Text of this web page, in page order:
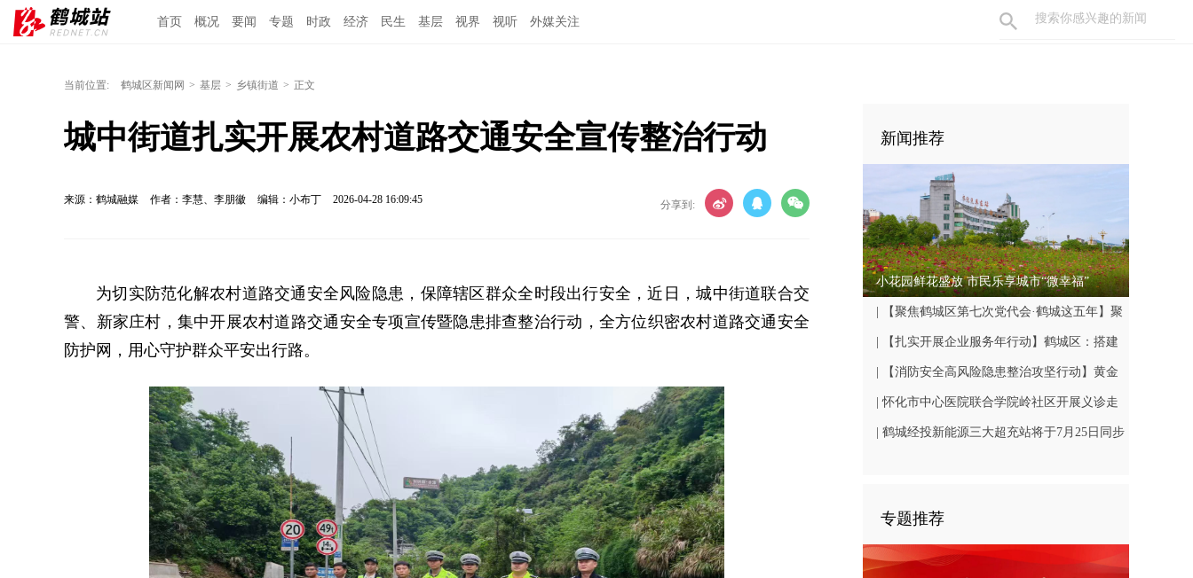
首页 概况 要闻 专题 时政 经济 民生 基层 视界 视听 外媒关注
当前位置: 鹤城区新闻网 > 基层 > 乡镇街道 > 正文
城中街道扎实开展农村道路交通安全宣传整治行动
来源：鹤城融媒 作者：李慧、李朋徽 编辑：小布丁 2026-04-28 16:09:45 分享到:
为切实防范化解农村道路交通安全风险隐患，保障辖区群众全时段出行安全，近日，城中街道联合交
警、新家庄村，集中开展农村道路交通安全专项宣传暨隐患排查整治行动，全方位织密农村道路交通安全
防护网，用心守护群众平安出行路。
新闻推荐
小花园鲜花盛放 市民乐享城市“微幸福”
| 【聚焦鹤城区第七次党代会·鹤城这五年】聚
焦民生关切 书写幸福答卷
| 【扎实开展企业服务年行动】鹤城区：搭建
鹤中一体就业平台 破解企业用工难题
| 【消防安全高风险隐患整治攻坚行动】黄金
坳镇尽远村：整治消防安全隐患 筑牢平安防线
| 怀化市中心医院联合学院岭社区开展义诊走
访主题党日活动
| 鹤城经投新能源三大超充站将于7月25日同步
专题推荐